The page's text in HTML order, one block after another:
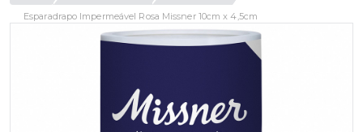
Esparadrapo Impermeável Rosa Missner 10cm x 4,5cm